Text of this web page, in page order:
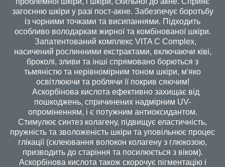
загоєнню шкіри у разі пост-акне. Забезпечує боротьбу
із чорними точками та висипаннями. Підходить
особливо володаркам жирної та комбінованої шкіри.
Запатентований комплекс VITA C Complex,
насичений рослинними екстрактами, включаючи ківі,
броколі, зливи та інші спрямовано борються з
тьмяністю та нерівномірним тоном шкіри, м'яко
освітлюючи та роблячи її покрив сяючим!
Аскорбінова кислота ефективно захищає від
пошкоджень, спричинених надмірним UV-
опроміненням, і є потужним антиоксидантом.
Стимулює синтез колагену, підвищує еластичність,
пружність та зволоженість шкіри та уповільнює процес
глікації (склеювання волокон колагену з глюкозою,
призводить до старіння та посилюється з віком).
Аскорбінова кислота також скорочує пігментацію і